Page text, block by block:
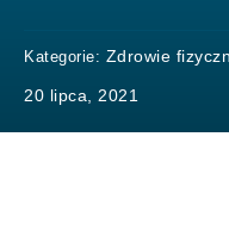
Kategorie: Zdrowie
20 lipca, 2021